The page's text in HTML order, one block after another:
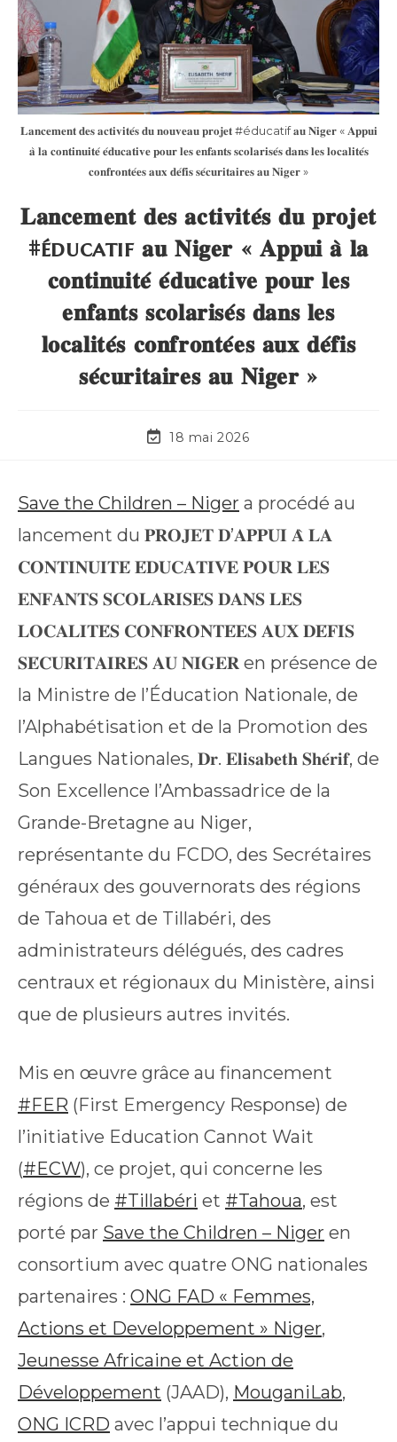
𝐋𝐚𝐧𝐜𝐞𝐦𝐞𝐧𝐭 𝐝𝐞𝐬 𝐚𝐜𝐭𝐢𝐯𝐢𝐭𝐞́𝐬 𝐝𝐮 𝐧𝐨𝐮𝐯𝐞𝐚𝐮 𝐩𝐫𝐨𝐣𝐞𝐭 #éducatif 𝐚𝐮 𝐍𝐢𝐠𝐞𝐫 « 𝐀𝐩𝐩𝐮𝐢
𝐚̀ 𝐥𝐚 𝐜𝐨𝐧𝐭𝐢𝐧𝐮𝐢𝐭𝐞́ 𝐞́𝐝𝐮𝐜𝐚𝐭𝐢𝐯𝐞 𝐩𝐨𝐮𝐫 𝐥𝐞𝐬 𝐞𝐧𝐟𝐚𝐧𝐭𝐬 𝐬𝐜𝐨𝐥𝐚𝐫𝐢𝐬𝐞́𝐬 𝐝𝐚𝐧𝐬 𝐥𝐞𝐬 𝐥𝐨𝐜𝐚𝐥𝐢𝐭𝐞́𝐬
𝐜𝐨𝐧𝐟𝐫𝐨𝐧𝐭𝐞́𝐞𝐬 𝐚𝐮𝐱 𝐝𝐞́𝐟𝐢𝐬 𝐬𝐞́𝐜𝐮𝐫𝐢𝐭𝐚𝐢𝐫𝐞𝐬 𝐚𝐮 𝐍𝐢𝐠𝐞𝐫 »
𝐋𝐚𝐧𝐜𝐞𝐦𝐞𝐧𝐭 𝐝𝐞𝐬 𝐚𝐜𝐭𝐢𝐯𝐢𝐭𝐞́𝐬 𝐝𝐮 𝐩𝐫𝐨𝐣𝐞𝐭
#éducatif 𝐚𝐮 𝐍𝐢𝐠𝐞𝐫 « 𝐀𝐩𝐩𝐮𝐢 𝐚̀ 𝐥𝐚
𝐜𝐨𝐧𝐭𝐢𝐧𝐮𝐢𝐭𝐞́ 𝐞́𝐝𝐮𝐜𝐚𝐭𝐢𝐯𝐞 𝐩𝐨𝐮𝐫 𝐥𝐞𝐬
𝐞𝐧𝐟𝐚𝐧𝐭𝐬 𝐬𝐜𝐨𝐥𝐚𝐫𝐢𝐬𝐞́𝐬 𝐝𝐚𝐧𝐬 𝐥𝐞𝐬
𝐥𝐨𝐜𝐚𝐥𝐢𝐭𝐞́𝐬 𝐜𝐨𝐧𝐟𝐫𝐨𝐧𝐭𝐞́𝐞𝐬 𝐚𝐮𝐱 𝐝𝐞́𝐟𝐢𝐬
𝐬𝐞́𝐜𝐮𝐫𝐢𝐭𝐚𝐢𝐫𝐞𝐬 𝐚𝐮 𝐍𝐢𝐠𝐞𝐫 »
18 mai 2026
Save the Children – Niger a procédé au
lancement du 𝐏𝐑𝐎𝐉𝐄𝐓 𝐃’𝐀𝐏𝐏𝐔𝐈 𝐀̀ 𝐋𝐀
𝐂𝐎𝐍𝐓𝐈𝐍𝐔𝐈𝐓𝐄́ 𝐄́𝐃𝐔𝐂𝐀𝐓𝐈𝐕𝐄 𝐏𝐎𝐔𝐑 𝐋𝐄𝐒
𝐄𝐍𝐅𝐀𝐍𝐓𝐒 𝐒𝐂𝐎𝐋𝐀𝐑𝐈𝐒𝐄́𝐒 𝐃𝐀𝐍𝐒 𝐋𝐄𝐒
𝐋𝐎𝐂𝐀𝐋𝐈𝐓𝐄́𝐒 𝐂𝐎𝐍𝐅𝐑𝐎𝐍𝐓𝐄́𝐄𝐒 𝐀𝐔𝐗 𝐃𝐄́𝐅𝐈𝐒
𝐒𝐄́𝐂𝐔𝐑𝐈𝐓𝐀𝐈𝐑𝐄𝐒 𝐀𝐔 𝐍𝐈𝐆𝐄𝐑 en présence de
la Ministre de l’Éducation Nationale, de
l’Alphabétisation et de la Promotion des
Langues Nationales, 𝐃𝐫. 𝐄𝐥𝐢𝐬𝐚𝐛𝐞𝐭𝐡 𝐒𝐡𝐞́𝐫𝐢𝐟, de
Son Excellence l’Ambassadrice de la
Grande-Bretagne au Niger,
représentante du FCDO, des Secrétaires
généraux des gouvernorats des régions
de Tahoua et de Tillabéri, des
administrateurs délégués, des cadres
centraux et régionaux du Ministère, ainsi
que de plusieurs autres invités.
Mis en œuvre grâce au financement
#FER (First Emergency Response) de
l’initiative Education Cannot Wait
(#ECW), ce projet, qui concerne les
régions de #Tillabéri et #Tahoua, est
porté par Save the Children – Niger en
consortium avec quatre ONG nationales
partenaires : ONG FAD « Femmes,
Actions et Developpement » Niger,
Jeunesse Africaine et Action de
Développement (JAAD), MouganiLab,
ONG ICRD avec l’appui technique du